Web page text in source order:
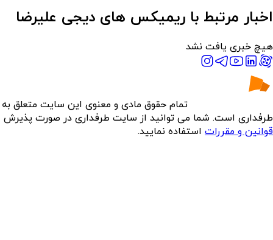
اخبار مرتبط با ریمیکس های دیجی علیرضا
هیچ خبری یافت نشد
تمام حقوق مادی و معنوی این سایت متعلق به
طرفداری است. شما می توانید از سایت طرفداری در صورت پذیرش
قوانین و مقررات استفاده نمایید.